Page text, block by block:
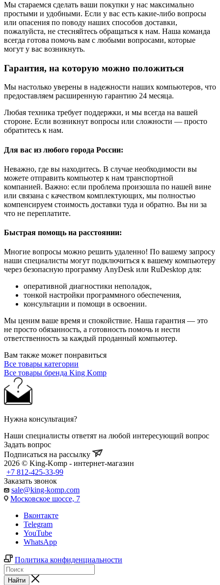
Мы стараемся сделать ваши покупки у нас максимально
простыми и удобными. Если у вас есть какие-либо вопросы
или опасения по поводу наших способов доставки,
пожалуйста, не стесняйтесь обращаться к нам. Наша команда
всегда готова помочь вам с любыми вопросами, которые
могут у вас возникнуть.
Гарантия, на которую можно положиться
Мы настолько уверены в надежности наших компьютеров, что
предоставляем расширенную гарантию 24 месяца.
Любая техника требует поддержки, и мы всегда на вашей
стороне. Если возникнут вопросы или сложности — просто
обратитесь к нам.
Для вас из любого города России:
Неважно, где вы находитесь. В случае необходимости вы
можете отправить компьютер к нам транспортной
компанией. Важно: если проблема произошла по нашей вине
или связана с качеством комплектующих, мы полностью
компенсируем стоимость доставки туда и обратно. Вы ни за
что не переплатите.
Быстрая помощь на расстоянии:
Многие вопросы можно решить удаленно! По вашему запросу
наши специалисты могут подключиться к вашему компьютеру
через безопасную программу AnyDesk или RuDesktop для:
оперативной диагностики неполадок,
тонкой настройки программного обеспечения,
консультации и помощи в освоении.
Мы ценим ваше время и спокойствие. Наша гарантия — это
не просто обязанность, а готовность помочь и нести
ответственность за каждый проданный компьютер.
Вам также может понравиться
Все товары категории
Все товары бренда King Komp
Нужна консультация?
Наши специалисты ответят на любой интересующий вопрос
Задать вопрос
Подписаться на рассылку
2026 © King-Komp - интернет-магазин
+7 812-425-33-99
Заказать звонок
sale@king-komp.com
Московское шоссе, 7
Вконтакте
Telegram
YouTube
WhatsApp
Политика конфиденциальности
Найти